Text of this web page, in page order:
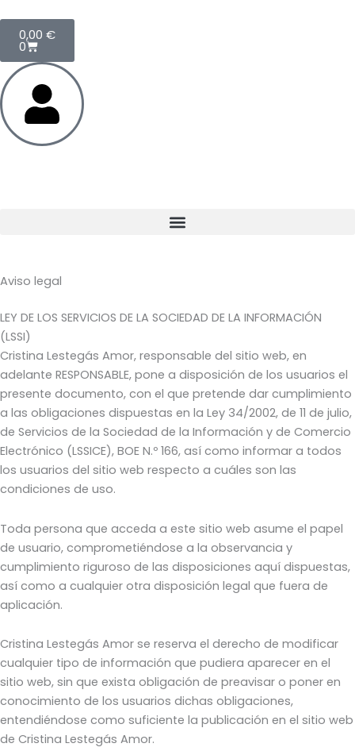
contenido
0,00 €
0
Cart
Aviso legal
LEY DE LOS SERVICIOS DE LA SOCIEDAD DE LA INFORMACIÓN
(LSSI)
Cristina Lestegás Amor, responsable del sitio web, en
adelante RESPONSABLE, pone a disposición de los usuarios el
presente documento, con el que pretende dar cumplimiento
a las obligaciones dispuestas en la Ley 34/2002, de 11 de julio,
de Servicios de la Sociedad de la Información y de Comercio
Electrónico (LSSICE), BOE N.º 166, así como informar a todos
los usuarios del sitio web respecto a cuáles son las
condiciones de uso.
Toda persona que acceda a este sitio web asume el papel
de usuario, comprometiéndose a la observancia y
cumplimiento riguroso de las disposiciones aquí dispuestas,
así como a cualquier otra disposición legal que fuera de
aplicación.
Cristina Lestegás Amor se reserva el derecho de modificar
cualquier tipo de información que pudiera aparecer en el
sitio web, sin que exista obligación de preavisar o poner en
conocimiento de los usuarios dichas obligaciones,
entendiéndose como suficiente la publicación en el sitio web
de Cristina Lestegás Amor.